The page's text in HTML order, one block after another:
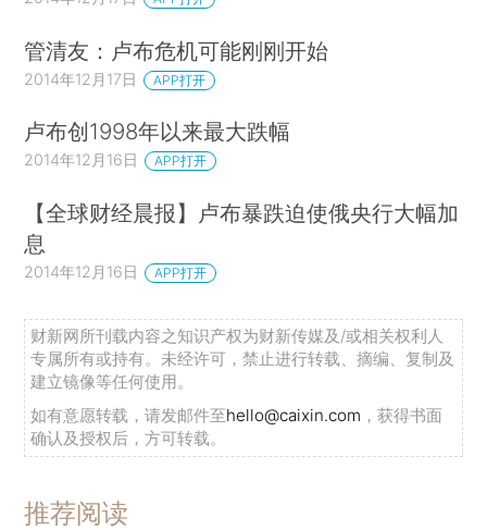
管清友：卢布危机可能刚刚开始
2014年12月17日 APP打开
卢布创1998年以来最大跌幅
2014年12月16日 APP打开
【全球财经晨报】卢布暴跌迫使俄央行大幅加
息
2014年12月16日 APP打开
财新网所刊载内容之知识产权为财新传媒及/或相关权利人
专属所有或持有。未经许可，禁止进行转载、摘编、复制及
建立镜像等任何使用。
如有意愿转载，请发邮件至hello@caixin.com ，获得书面
确认及授权后，方可转载。
推荐阅读